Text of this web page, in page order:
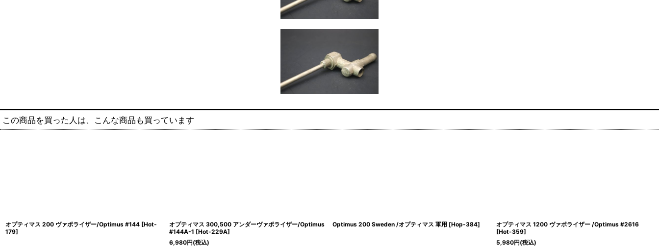
この商品を買った人は、こんな商品も買っています
オプティマス 200 ヴァポライザー/Optimus #144 [Hot-
179]
オプティマス 300,500 アンダーヴァポライザー/Optimus
#144A-1 [Hot-229A]
6,980円(税込)
Optimus 200 Sweden /オプティマス 軍用 [Hop-384]
オプティマス 1200 ヴァポライザー /Optimus #2616
[Hot-359]
5,980円(税込)